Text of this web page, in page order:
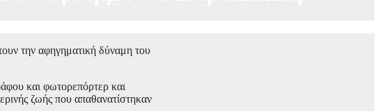
την αφηγηματική δύναμη του
και φωτορεπόρτερ και
ζωής που απαθανατίστηκαν